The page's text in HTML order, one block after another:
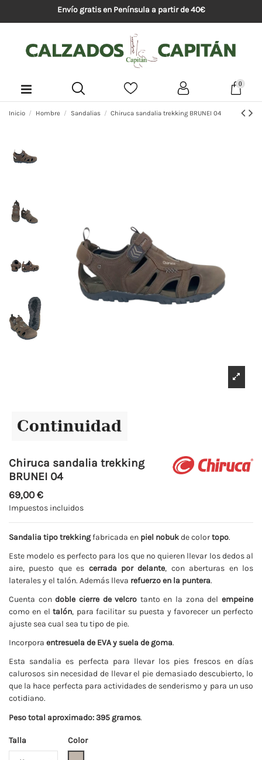
Envío gratis en Península a partir de 40€
0
Inicio Hombre Sandalias Chiruca sandalia trekking BRUNEI 04
Chiruca sandalia trekking
BRUNEI 04
69,00 €
Impuestos incluidos
Sandalia tipo trekkingfabricada en piel nobukde colortopo.
Este modelo es perfecto para los que no quieren llevar los dedos al
aire, puesto que es cerrada por delante, con aberturas en los
laterales y el talón. Además lleva refuerzo en la puntera.
Cuenta condoble cierre de velcro tanto en la zona delempeine
como en el talón, para facilitar su puesta y favorecer un perfecto
ajuste sea cual sea tu tipo de pie.
Incorpora entresuela de EVA y suela de goma.
Esta sandalia es perfecta para llevar los pies frescos en días
calurosos sin necesidad de llevar el pie demasiado descubierto, lo
que la hace perfecta para actividades de senderismo y para un uso
cotidiano.
Peso total aproximado: 395 gramos.
Talla
Color